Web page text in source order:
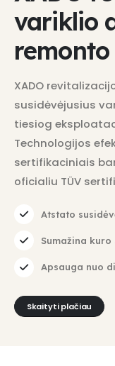
variklio
remonto
XADO
susidėvėjusius
tiesiog
Technologijos
sertifikaciniais
oficialiu TÜV
Atstato
Sumažina kuro
Apsauga nuo
Skaityti plačiau